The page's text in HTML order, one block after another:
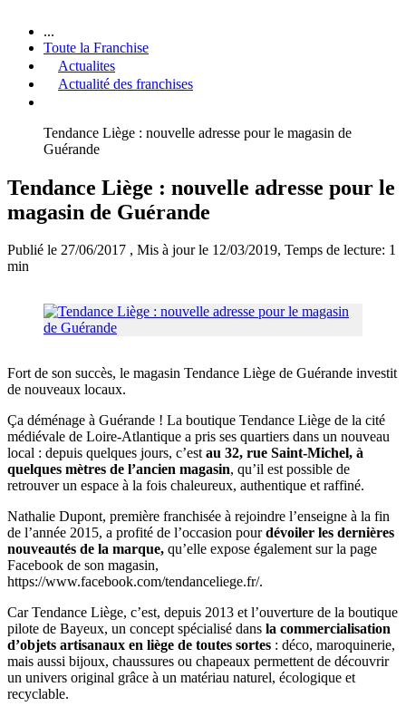
...
Toute la Franchise
Actualites
Actualité des franchises
Tendance Liège : nouvelle adresse pour le magasin de
Guérande
Tendance Liège : nouvelle adresse pour le
magasin de Guérande
Publié le 27/06/2017 , Mis à jour le 12/03/2019, Temps de lecture: 1
min
Fort de son succès, le magasin Tendance Liège de Guérande investit
de nouveaux locaux.
Ça déménage à Guérande ! La boutique Tendance Liège de la cité
médiévale de Loire-Atlantique a pris ses quartiers dans un nouveau
local : depuis quelques jours, c’estau 32, rue Saint-Michel, à
quelques mètres de l’ancien magasin, qu’il est possible de
retrouver un espace à la fois chaleureux, authentique et raffiné.
Nathalie Dupont, première franchisée à rejoindre l’enseigne à la fin
de l’année 2015, a profité de l’occasion pourdévoiler les dernières
nouveautés de la marque, qu’elle expose également sur la page
Facebook de son magasin,
https://www.facebook.com/tendanceliege.fr/.
Car Tendance Liège, c’est, depuis 2013 et l’ouverture de la boutique
pilote de Bayeux, un concept spécialisé dans la commercialisation
d’objets artisanaux en liège de toutes sortes : déco, maroquinerie,
mais aussi bijoux, chaussures ou chapeaux permettent de découvrir
un univers original grâce à un matériau naturel, écologique et
recyclable.